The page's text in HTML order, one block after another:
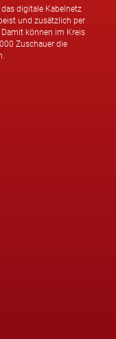
digitale Kabelnetz
und zusätzlich per
können im Kreis
Zuschauer die